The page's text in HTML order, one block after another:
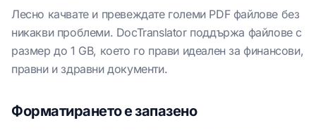
Лесно качвате и превеждате големи PDF файлове без
никакви проблеми. DocTranslator поддържа файлове с
размер до 1 GB, което го прави идеален за финансови,
правни и здравни документи.
Форматирането е запазено